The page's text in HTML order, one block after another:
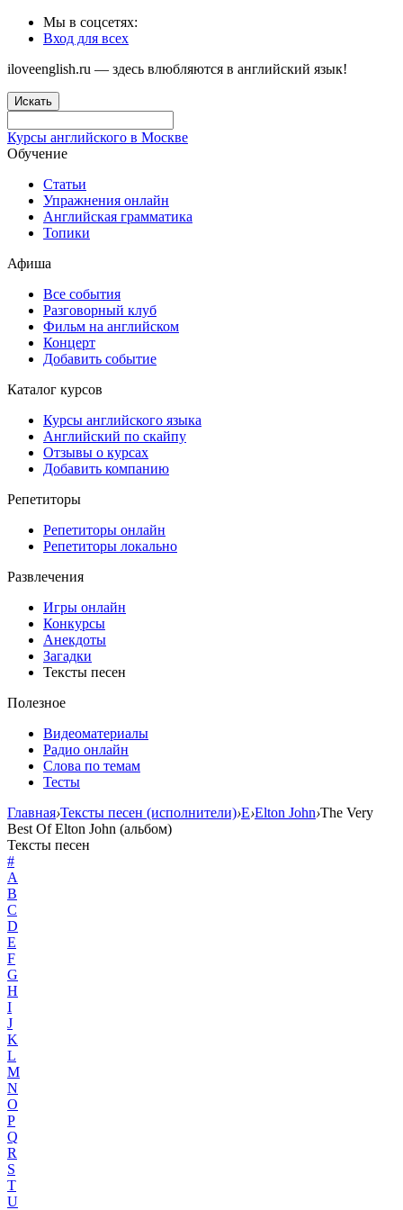
Мы в соцсетях:
Вход для всех
iloveenglish.ru — здесь влюбляются в английский язык!
Искать
Курсы английского в Москве
Обучение
Статьи
Упражнения онлайн
Английская грамматика
Топики
Афиша
Все события
Разговорный клуб
Фильм на английском
Концерт
Добавить событие
Каталог курсов
Курсы английского языка
Английский по скайпу
Отзывы о курсах
Добавить компанию
Репетиторы
Репетиторы онлайн
Репетиторы локально
Развлечения
Игры онлайн
Конкурсы
Анекдоты
Загадки
Тексты песен
Полезное
Видеоматериалы
Радио онлайн
Слова по темам
Тесты
Главная›Тексты песен (исполнители)›E›Elton John›The Very
Best Of Elton John (альбом)
Тексты песен
#
A
B
C
D
E
F
G
H
I
J
K
L
M
N
O
P
Q
R
S
T
U